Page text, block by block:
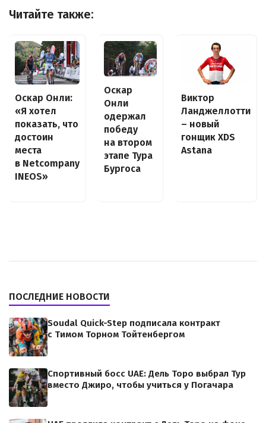
Читайте также:
Оскар Онли:
«Я хотел
показать, что
достоин
места
в Netcompany
INEOS»
Оскар
Онли
одержал
победу
на втором
этапе Тура
Бургоса
Виктор
Ланджеллотти
– новый
гонщик XDS
Astana
ПОСЛЕДНИЕ НОВОСТИ
Soudal Quick-Step подписала контракт
с Тимом Торном Тойтенбергом
Спортивный босс UAE: Дель Торо выбрал Тур
вместо Джиро, чтобы учиться у Погачара